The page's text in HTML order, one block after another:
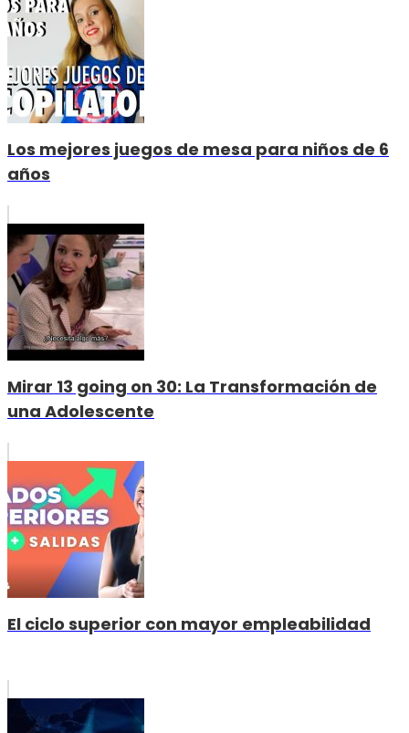
Los mejores juegos de mesa para niños de 6
años
Mirar 13 going on 30: La Transformación de
una Adolescente
El ciclo superior con mayor empleabilidad